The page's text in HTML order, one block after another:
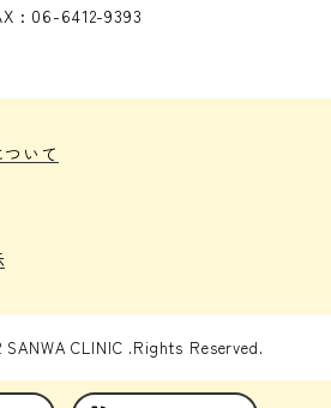
: 06-6412-9393
いて
CLINIC .Rights Reserved.